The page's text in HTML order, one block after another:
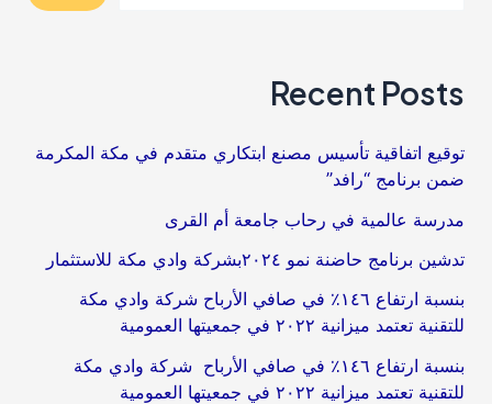
منطقة
المكرمة
Recent Posts
توقيع اتفاقية تأسيس مصنع ابتكاري متقدم في مكة المكرمة
ضمن برنامج “رافد”
مدرسة عالمية في رحاب جامعة أم القرى​
تدشين برنامج حاضنة نمو ٢٠٢٤بشركة وادي مكة للاستثمار
بنسبة ارتفاع ١٤٦٪؜ في صافي الأرباح شركة وادي مكة
للتقنية تعتمد ميزانية ٢٠٢٢ في جمعيتها العمومية
بنسبة ارتفاع ١٤٦٪؜ في صافي الأرباح شركة وادي مكة
للتقنية تعتمد ميزانية ٢٠٢٢ في جمعيتها العمومية